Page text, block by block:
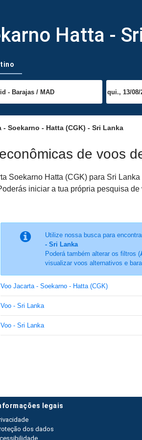
Hatta -
- Soekarno - Hatta (CGK) - Sri Lanka
de voos
Soekarno Hatta (CGK) para Sri
iniciar a tua própria pesquisa
Utilize nossa busca para
- Sri Lanka
Poderá também alterar os filtros (
visualizar voos alternativos e
Voo Jacarta - Soekarno - Hatta (CGK)
Voo - Sri Lanka
Voo - Sri Lanka
legais
dos dados